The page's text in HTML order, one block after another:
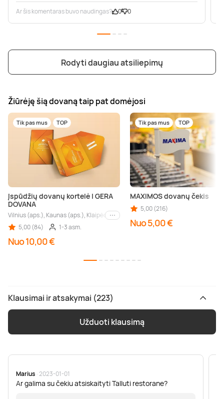
Ar šis komentaras buvo naudingas? 0 0
Rodyti daugiau atsiliepimų
Žiūrėję šią dovaną taip pat domėjosi
Tik pas mus TOP
Įspūdžių dovanų kortelė | GERA
DOVANA
Vilnius (aps.), Kaunas (aps.), Klaipėda (aps.), Palanga (aps.), Nida (aps.),
Kiti miestai
5,00 (84)
1-3 asm.
Nuo 10,00 €
Tik pas mus TOP
MAXIMOS dovanų čekis
5,00 (216)
Nuo 5,00 €
Klausimai ir atsakymai (223)
Užduoti klausimą
Marius · 2023-01-01
Ar galima su čekiu atsiskaityti Talluti restorane?